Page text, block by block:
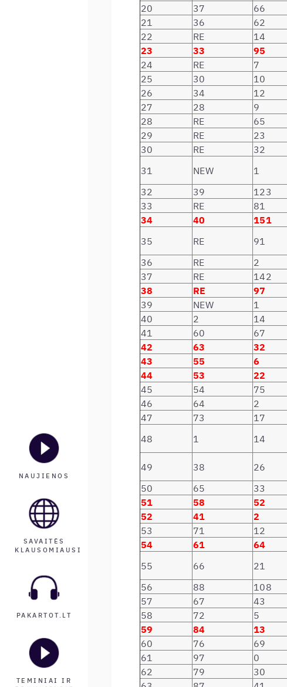
NAUJIENOS
SAVAITĖS
KLAUSOMIAUSI
PAKARTOT.LT
TEMINIAI IR
20
37 66
21
36 62
22
RE 14
23 33 95
24 RE 7
25
30 10
26
34 12
27
28 9
28
RE 65
29
RE 23
30
RE 32
31
NEW 1
32
39 123
33
RE 81
34 40 151
35 RE 91
36
RE 2
37
RE 142
38 RE 97
39 NEW 1
40
2 14
41
60 67
42 63 32
43
55 6
44
53 22
45 54 75
46
64 2
47
73 17
48
1 14
49 38 26
50
65 33
51 58 52
52
41 2
53 71 12
54 61 64
55 66 21
56
88 108
57
67 43
58
72 5
59 84 13
60 76 69
61
97 0
62
79 30